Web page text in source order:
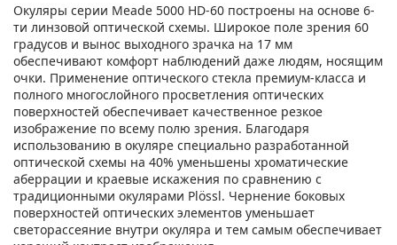
Окуляры серии Meade 5000 HD-60 построены на основе 6-
ти линзовой оптической схемы. Широкое поле зрения 60
градусов и вынос выходного зрачка на 17 мм
обеспечивают комфорт наблюдений даже людям, носящим
очки. Применение оптического стекла премиум-класса и
полного многослойного просветления оптических
поверхностей обеспечивает качественное резкое
изображение по всему полю зрения. Благодаря
использованию в окуляре специально разработанной
оптической схемы на 40% уменьшены хроматические
аберрации и краевые искажения по сравнению с
традиционными окулярами Plössl. Чернение боковых
поверхностей оптических элементов уменьшает
светорассеяние внутри окуляра и тем самым обеспечивает